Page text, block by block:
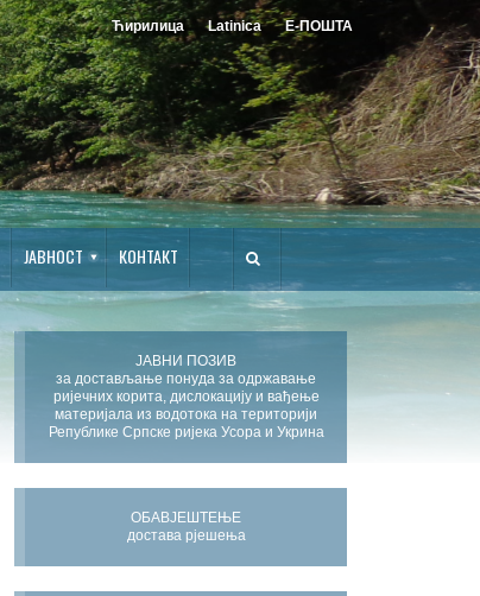
Ћирилица Latinica Е-ПОШТА
ЈАВНОСТ КОНТАКТ
ЈАВНИ ПОЗИВ
за достављање понуда за одржавање
ријечних корита, дислокацију и вађење
материјала из водотока на територији
Републике Српске ријека Усора и Укрина
ОБАВЈЕШТЕЊЕ
достава рјешења